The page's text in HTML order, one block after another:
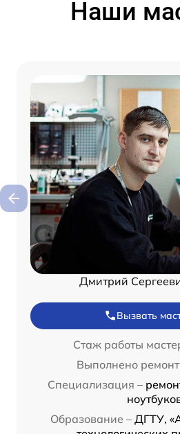
Наши
Дмитрий
Вызвать
Стаж работы
Выполнено
Специализация –
Образование – ДГТУ,